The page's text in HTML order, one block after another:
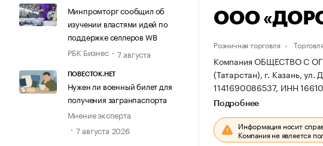
Минпромторг сообщил об
изучении властями идей по
поддержке селлеров WB
РБК Бизнес
7 августа
ПОВЕСТОК.НЕТ
Нужен ли военный билет для
получения загранпаспорта
Мнение эксперта
7 августа 2026
ООО
Розничная торговля
Компания ОБЩЕСТВО С
(Татарстан), г. Казань, ул.
1141690086537, ИНН
Подробнее
Информация носит
Компания не является